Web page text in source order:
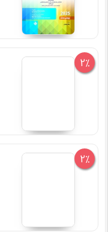
2%
2%